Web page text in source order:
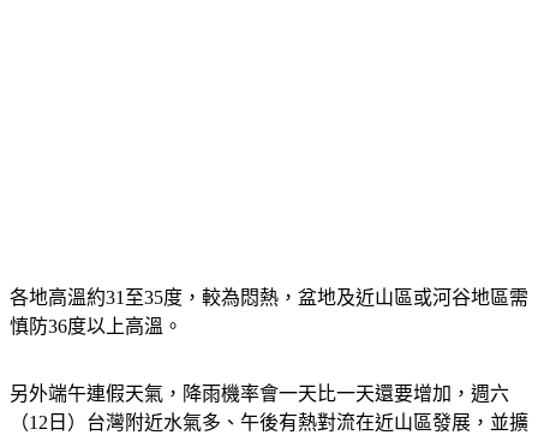
各地高溫約31至35度，較為悶熱，盆地及近山區或河谷地區需
另外端午連假天氣，降雨機率會一天比一天還要增加，週六